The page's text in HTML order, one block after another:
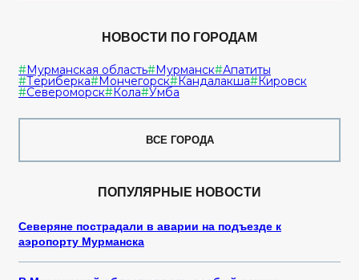
НОВОСТИ ПО ГОРОДАМ
Мурманская область Мурманск Апатиты
Териберка Мончегорск Кандалакша Кировск
Североморск Кола Умба
ВСЕ ГОРОДА
ПОПУЛЯРНЫЕ НОВОСТИ
Северяне пострадали в аварии на подъезде к
аэропорту Мурманска